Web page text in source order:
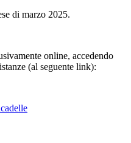
di marzo 2025.
online, accedendo
(al seguente link):